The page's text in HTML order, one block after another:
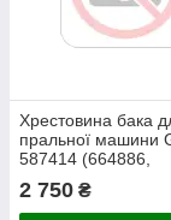
Хрестовина бака
пральної машини
587414 (664886,
D=17/20/25mm,
2 750 ₴